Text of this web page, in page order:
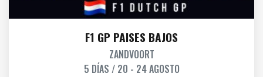
F1 GP PAISES BAJOS
ZANDVOORT
5 DÍAS / 20 - 24 AGOSTO